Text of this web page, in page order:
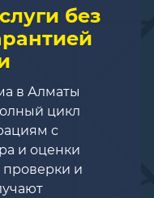
без
в Алматы
цикл
с
и оценки
и